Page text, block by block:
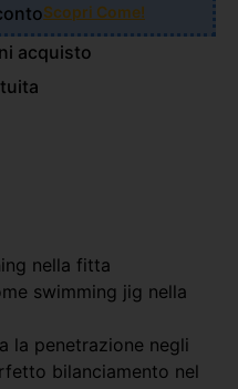
Scopri Come!
acquisto
nella fitta
swimming jig nella
la penetrazione negli
bilanciamento nel